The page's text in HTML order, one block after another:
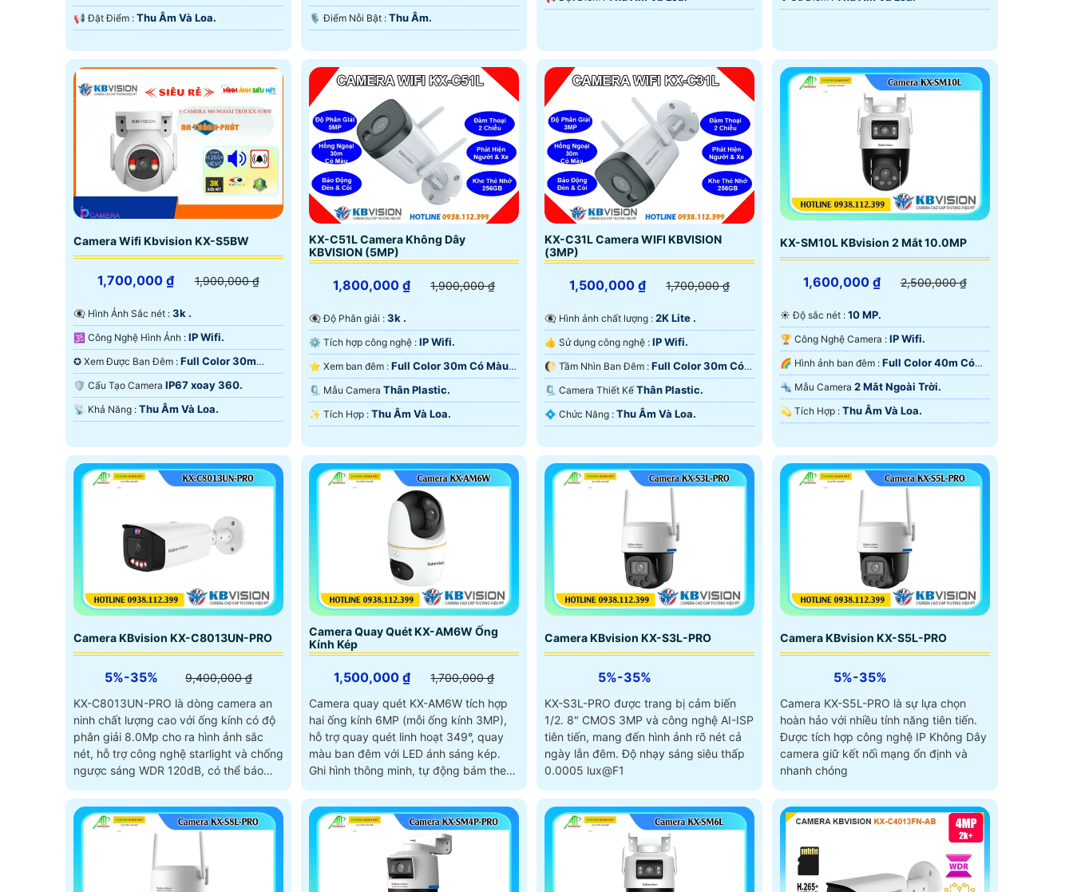
️📢 Đặt Điểm : Thu Âm Và Loa. ️🎙 Điểm Nỗi Bật : Thu Âm.
Camera Wifi Kbvision KX-S5BW
1,700,000 ₫ 1,900,000 ₫
👁️‍🗨 Hình Ảnh Sắc nét : 3k .
🕉️ Công Nghệ Hình Ảnh : IP Wifi.
✪ Xem Được Ban Đêm : Full Color 30m
ONVIF.
🛡 Cấu Tạo Camera IP67 xoay 360.
️📡 Khả Năng : Thu Âm Và Loa.
KX-C51L Camera Không Dây
KBVISION (5MP)
1,800,000 ₫ 1,900,000 ₫
👁️‍🗨 Độ Phân giải : 3k .
⚙ Tích hợp công nghệ : IP Wifi.
⭐ Xem ban đêm : Full Color 30m Có Màu
Ban Ðêm.
🗜️ Mẫu Camera Thân Plastic.
️✨ Tích Hợp : Thu Âm Và Loa.
KX-C31L Camera WIFI KBVISION
(3MP)
1,500,000 ₫ 1,700,000 ₫
👁️‍🗨 Hình ảnh chất lượng : 2K Lite .
👍 Sử dụng công nghệ : IP Wifi.
🌔 Tầm Nhìn Ban Đêm : Full Color 30m Có
Màu Ban Ðêm.
🗜️ Camera Thiết Kế Thân Plastic.
️💠 Chức Năng : Thu Âm Và Loa.
KX-SM10L KBvision 2 Mắt 10.0MP
1,600,000 ₫ 2,500,000 ₫
☀️ Độ sắc nét : 10 MP.
🏆 Công Nghệ Camera : IP Wifi.
🌈 Hình ảnh ban đêm : Full Color 40m Có
Màu Ban Ðêm.
🔩 Mẫu Camera 2 Mắt Ngoài Trời.
️💫 Tích Hợp : Thu Âm Và Loa.
Camera KBvision KX-C8013UN-PRO
5%-35%
9,400,000 ₫
KX-C8013UN-PRO là dòng camera an
ninh chất lượng cao với ống kính có độ
phân giải 8.0Mp cho ra hình ảnh sắc
nét, hỗ trợ công nghệ starlight và chống
ngược sáng WDR 120dB, có thể báo
động chủ động bằng đèn LED và còi hú
110dB
Camera Quay Quét KX-AM6W Ống
Kính Kép
1,500,000 ₫
1,700,000 ₫
Camera quay quét KX-AM6W tích hợp
hai ống kính 6MP (mỗi ống kính 3MP),
hỗ trợ quay quét linh hoạt 349°, quay
màu ban đêm với LED ánh sáng kép.
Ghi hình thông minh, tự động bám theo
chuyển động, đồng bộ cảnh báo bằng
âm thanh, ánh sáng và gọi điện trực
tiếp
Camera KBvision KX-S3L-PRO
5%-35%
KX-S3L-PRO được trang bị cảm biến
1/2. 8" CMOS 3MP và công nghệ AI-ISP
tiên tiến, mang đến hình ảnh rõ nét cả
ngày lẫn đêm. Độ nhạy sáng siêu thấp
0.0005 lux@F1
Camera KBvision KX-S5L-PRO
5%-35%
Camera KX-S5L-PRO là sự lựa chọn
hoàn hảo với nhiều tính năng tiên tiến.
Được tích hợp công nghệ IP Không Dây
camera giữ kết nối mạng ổn định và
nhanh chóng